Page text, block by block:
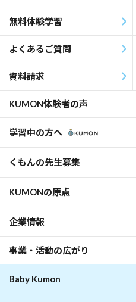
無料体験学習
よくあるご質問
資料請求
KUMON体験者の声
学習中の方へ
くもんの先生募集
KUMONの原点
企業情報
事業・活動の広がり
Baby Kumon